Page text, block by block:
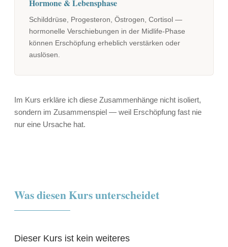
Hormone & Lebensphase
Schilddrüse, Progesteron, Östrogen, Cortisol —
hormonelle Verschiebungen in der Midlife-Phase
können Erschöpfung erheblich verstärken oder
auslösen.
Im Kurs erkläre ich diese Zusammenhänge nicht isoliert,
sondern im Zusammenspiel — weil Erschöpfung fast nie
nur eine Ursache hat.
Was diesen Kurs unterscheidet
Dieser Kurs ist kein weiteres